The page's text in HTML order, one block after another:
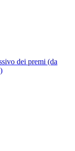
dei premi (da